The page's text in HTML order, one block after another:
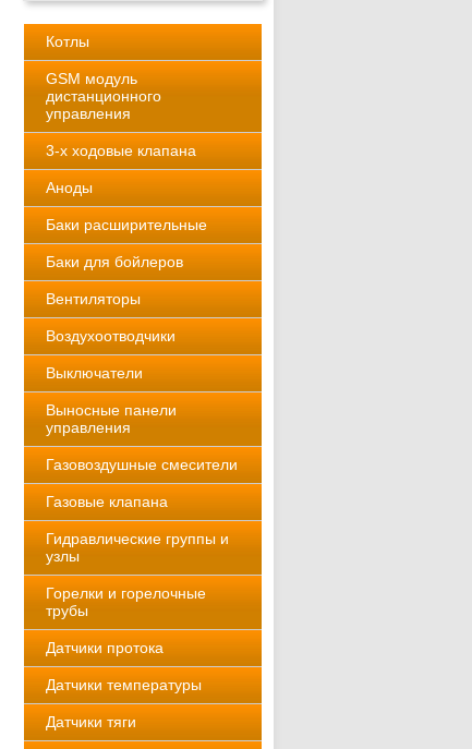
Котлы
GSM модуль
дистанционного
управления
3-х ходовые клапана
Аноды
Баки расширительные
Баки для бойлеров
Вентиляторы
Воздухоотводчики
Выключатели
Выносные панели
управления
Газовоздушные смесители
Газовые клапана
Гидравлические группы и
узлы
Горелки и горелочные
трубы
Датчики протока
Датчики температуры
Датчики тяги